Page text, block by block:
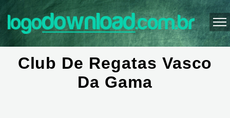
Club De Regatas Vasco
Da Gama